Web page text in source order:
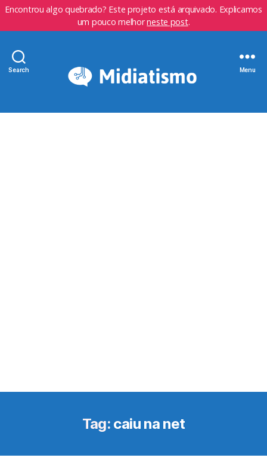
Encontrou algo quebrado? Este projeto está arquivado. Explicamos
um pouco melhorneste post.
Search Menu
Tag: caiu na net